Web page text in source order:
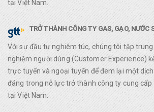
tại Việt Nam.
TRỞ THÀNH CÔNG TY GAS, GẠO, NƯỚC
Với sự đầu tư nghiêm túc, chúng tôi tập
nghiệm người dùng (Customer Experience)
trực tuyến và ngoại tuyến để đem lại một
đáng trong nỗ lực trở thành công ty cung cấp
tại Việt Nam.